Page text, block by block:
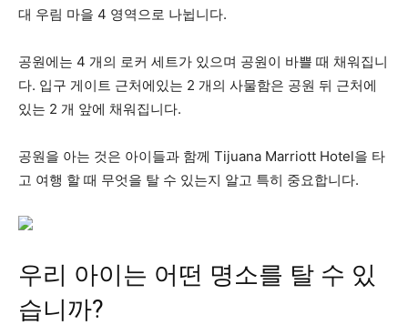
대 우림 마을 4 영역으로 나뉩니다.
공원에는 4 개의 로커 세트가 있으며 공원이 바쁠 때 채워집니
다. 입구 게이트 근처에있는 2 개의 사물함은 공원 뒤 근처에
있는 2 개 앞에 채워집니다.
공원을 아는 것은 아이들과 함께 Tijuana Marriott Hotel을 타
고 여행 할 때 무엇을 탈 수 있는지 알고 특히 중요합니다.
우리 아이는 어떤 명소를 탈 수 있
습니까?